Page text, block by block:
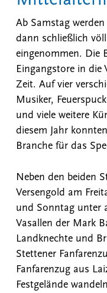
Ab Samstag
dann schließlich
eingenommen. Die
Eingangstore in die
Zeit. Auf vier
Musiker,
und viele weitere
diesem Jahr
Branche für das
Neben den beiden
Versengold am
und Sonntag unter
Vasallen der Mark
Landknechte und
Stettener
Fanfarenzug aus
Festgelände